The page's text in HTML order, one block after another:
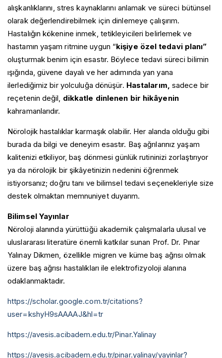
İntrakraniyal Hipotansiyon Baş Ağrısı
Israrlı İdiyopatik Yüz Ağrısı
Küme Tipi Baş Ağrısı
Migren
Nervus İntermedius Nevraljisi
Nummular Baş Ağrısı
Trigeminal Nevralji
Yanan Ağız Sendromu
Yeni Günlük Israrcı Baş Ağrısı (NDPH)
alışkanlıklarını, stres kaynaklarını anlamak ve süreci bütünsel
olarak değerlendirebilmek için dinlemeye çalışırım.
Hastalığın kökenine inmek, tetikleyicileri belirlemek ve
hastamın yaşam ritmine uygun “kişiye özel tedavi planı”
oluşturmak benim için esastır. Böylece tedavi süreci bilimin
ışığında, güvene dayalı ve her adımında yan yana
ilerlediğimiz bir yolculuğa dönüşür. Hastalarım sadece bir
reçetenin değil, dikkatle dinlenen bir hikâyenin
kahramanlarıdır.
Nörolojik hastalıklar karmaşık olabilir. Her alanda olduğu gibi
burada da bilgi ve deneyim esastır. Baş ağrılarınız yaşam
kalitenizi etkiliyor, baş dönmesi günlük rutininizi zorlaştırıyor
ya da nörolojik bir şikâyetinizin nedenini öğrenmek
istiyorsanız; doğru tanı ve bilimsel tedavi seçenekleriyle size
destek olmaktan memnuniyet duyarım.
Bilimsel Yayınlar
Nöroloji alanında yürüttüğü akademik çalışmalarla ulusal ve
uluslararası literatüre önemli katkılar sunan Prof. Dr. Pınar
Yalınay Dikmen, özellikle migren ve küme baş ağrısı olmak
üzere baş ağrısı hastalıkları ile elektrofizyoloji alanına
odaklanmaktadır.
https://scholar.google.com.tr/citations?
user=kshyH9sAAAAJ&hl=tr
https://avesis.acibadem.edu.tr/Pinar.Yalinay
https://avesis.acibadem.edu.tr/pinar.yalinay/yayinlar?